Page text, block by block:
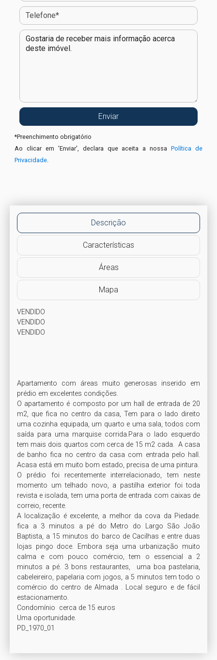
*Preenchimento obrigatório
Ao clicar em 'Enviar', declara que aceita a nossaPolítica de
Privacidade
Descrição
Características
Áreas
Mapa
VENDIDO
VENDIDO
VENDIDO
Apartamento com áreas muito generosas inserido em
prédio em excelentes condições.
O apartamento é composto por um hall de entrada de 20
m2, que fica no centro da casa, Tem para o lado direito
uma cozinha equipada, um quarto e uma sala, todos com
saída para uma marquise corrida.Para o lado esquerdo
tem mais dois quartos com cerca de 15 m2 cada.  A casa
de banho fica no centro da casa com entrada pelo hall.
Acasa está em muito bom estado, precisa de uma pintura.
O prédio foi recentemente interrelacionado, tem neste
momento um telhado novo, a pastilha exterior foi toda
revista e isolada, tem uma porta de entrada com caixas de
correio, recente.
A localização é excelente, a melhor da cova da Piedade.
fica a 3 minutos a pé do Metro do Largo São João
Baptista, a 15 minutos do barco de Cacilhas e entre duas
lojas pingo doce. Embora seja uma urbanização muito
calma e com pouco comércio, tem o essencial a 2
minutos a pé. 3 bons restaurantes,  uma boa pastelaria,
cabeleireiro, papelaria com jogos, a 5 minutos tem todo o
comércio do centro de Almada . Local seguro e de fácil
estacionamento.
Condomínio  cerca de 15 euros
Uma oportunidade.
PD_1970_01